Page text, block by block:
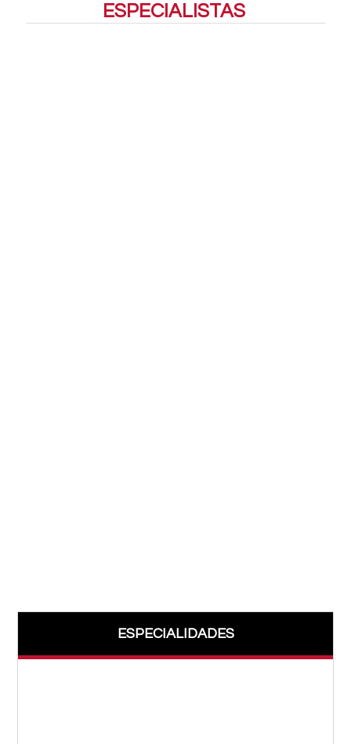
ESPECIALISTAS
ESPECIALIDADES